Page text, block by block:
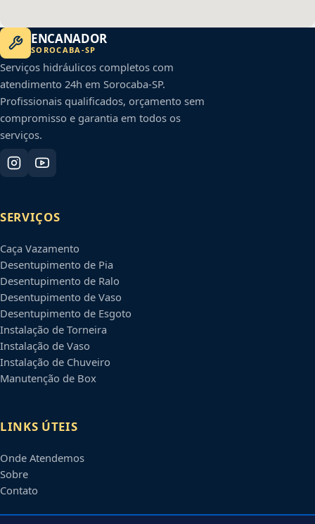
ENCANADOR
SOROCABA -SP
Serviços hidráulicos completos com
atendimento 24h em Sorocaba-SP.
Profissionais qualificados, orçamento sem
compromisso e garantia em todos os
serviços.
SERVIÇOS
Caça Vazamento
Desentupimento de Pia
Desentupimento de Ralo
Desentupimento de Vaso
Desentupimento de Esgoto
Instalação de Torneira
Instalação de Vaso
Instalação de Chuveiro
Manutenção de Box
LINKS ÚTEIS
Onde Atendemos
Sobre
Contato